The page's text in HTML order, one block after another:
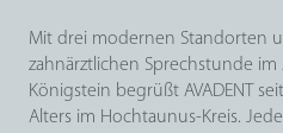
Mit drei modernen Standorten
zahnärztlichen Sprechstunde im
Königstein begrüßt AVADENT
Alters im Hochtaunus-Kreis.